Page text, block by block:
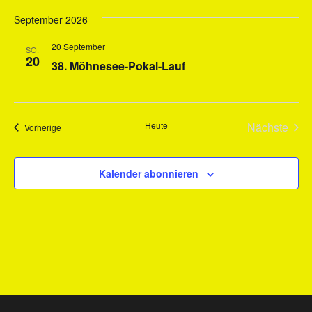
September 2026
SO.
20 38. Möhnesee-Pokal-Lauf
20 September
VorherigeVeranstaltungen Heute
Nächste
Kalender abonnieren